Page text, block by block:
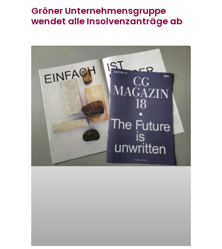
Gröner Unternehmensgruppe
wendet alle Insolvenzanträge ab